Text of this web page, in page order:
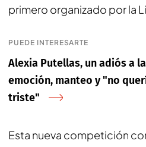
primero organizado por la
PUEDE INTERESARTE
Alexia Putellas, un adiós a
emoción, manteo y "no
triste"
Esta nueva competición